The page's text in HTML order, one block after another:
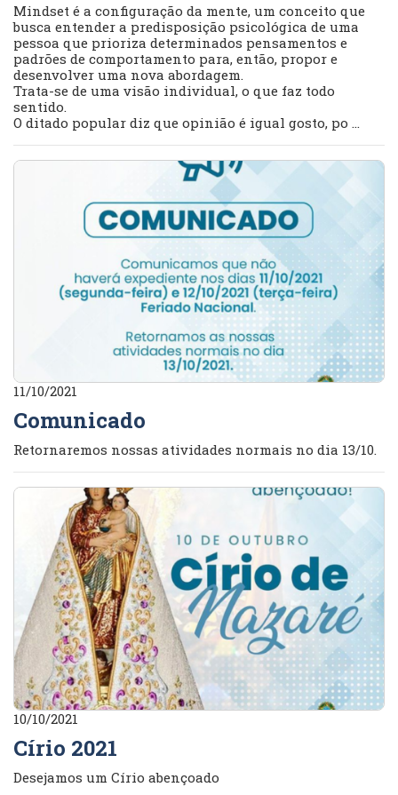
Mindset é a configuração da mente, um conceito que
busca entender a predisposição psicológica de uma
pessoa que prioriza determinados pensamentos e
padrões de comportamento para, então, propor e
desenvolver uma nova abordagem.
Trata-se de uma visão individual, o que faz todo
sentido.
O ditado popular diz que opinião é igual gosto, po ...
11/10/2021
Comunicado
Retornaremos nossas atividades normais no dia 13/10.
10/10/2021
Círio 2021
Desejamos um Círio abençoado